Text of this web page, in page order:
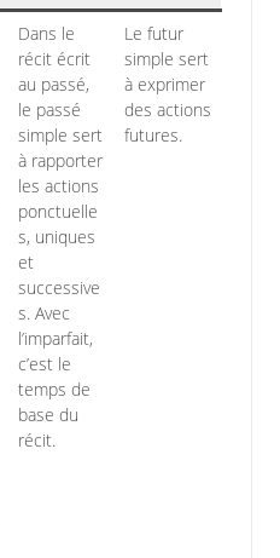
Dans le
récit écrit
au passé,
le passé
simple sert
à rapporter
les actions
ponctuelle
s, uniques
et
successive
s. Avec
l’imparfait,
c’est le
temps de
base du
récit.
Le futur
simple sert
à exprimer
des actions
futures.